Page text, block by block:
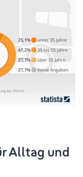
Alltag und